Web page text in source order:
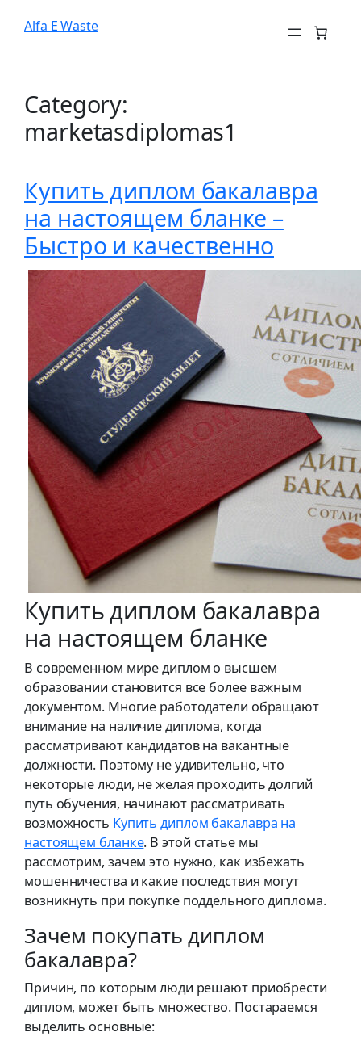
Alfa E Waste
Category:
marketasdiplomas1
Купить диплом бакалавра
на настоящем бланке –
Быстро и качественно
Купить диплом бакалавра
на настоящем бланке
В современном мире диплом о высшем
образовании становится все более важным
документом. Многие работодатели обращают
внимание на наличие диплома, когда
рассматривают кандидатов на вакантные
должности. Поэтому не удивительно, что
некоторые люди, не желая проходить долгий
путь обучения, начинают рассматривать
возможность Купить диплом бакалавра на
настоящем бланке. В этой статье мы
рассмотрим, зачем это нужно, как избежать
мошенничества и какие последствия могут
возникнуть при покупке поддельного диплома.
Зачем покупать диплом
бакалавра?
Причин, по которым люди решают приобрести
диплом, может быть множество. Постараемся
выделить основные: